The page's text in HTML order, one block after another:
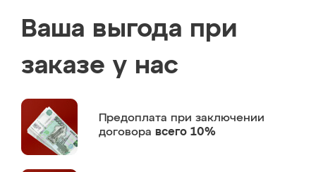
Ваша выгода при
заказе у нас
Предоплата при заключении
договора всего 10%